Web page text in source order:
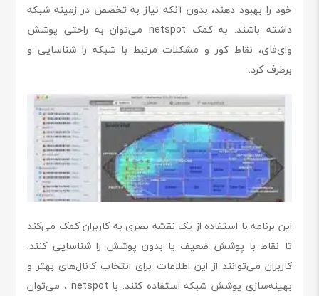
خود را بهبود دهند، بدون آنکه نیاز به تخصص در زمینه شبکه
داشته باشند. به کمک netspot می‌توان به راحتی پوشش
وای‌فای، نقاط کور و مشکلات مرتبط با شبکه را شناسایی و
برطرف کرد.
این برنامه با استفاده از یک نقشه بصری به کاربران کمک می‌کند
تا نقاط با پوشش ضعیف یا بدون پوشش را شناسایی کنند.
کاربران می‌توانند از این اطلاعات برای انتخاب کانال‌های بهتر و
بهینه‌سازی پوشش شبکه استفاده کنند. با netspot ، می‌توان